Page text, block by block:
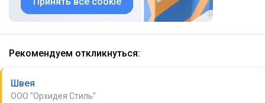
Рекомендуем откликнуться:
Швея
ООО "Орхидея Стиль"